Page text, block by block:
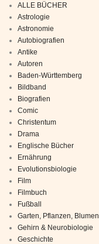
ALLE BÜCHER
Astrologie
Astronomie
Autobiografien
Antike
Autoren
Baden-Württemberg
Bildband
Biografien
Comic
Christentum
Drama
Englische Bücher
Ernährung
Evolutionsbiologie
Film
Filmbuch
Fußball
Garten, Pflanzen, Blumen
Gehirn & Neurobiologie
Geschichte